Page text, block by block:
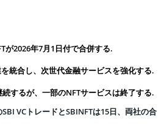
が2026年7月1日付で合併する.
統合し、次世代金融サービスを強化する.
するが、一部のNFTサービスは終了する.
VCトレードとSBINFTは15日、両社の合